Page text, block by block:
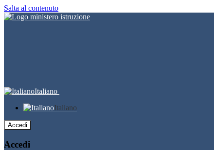
Salta al contenuto
Italiano
Italiano
Accedi
Accedi